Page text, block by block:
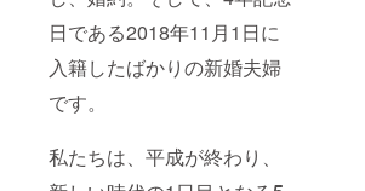
日である2018年11月1日に
入籍したばかりの新婚夫婦
です。
私たちは、平成が終わり、